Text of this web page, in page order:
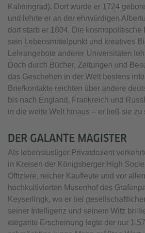
Kaliningrad). Dort wurde er 1724
und lehrte er an der ehrwürdigen
dort starb er 1804. Die kosmopolitische
sein Lebensmittelpunkt und kreatives
Lehrangebote anderer Universitäten
Doch durch Bücher, Zeitungen und
das Geschehen in der Welt bestens
Briefkontakte reichten über andere
bis nach England, Frankreich und
in die weite Welt hinaus – er ließ sie zu
DER GALANTE MAGISTER
Als lebenslustiger Privatdozent
in Kreisen der Königsberger High
Offiziere, reicher Kaufleute und vor
hochkultivierten Musenhof des
Keyserlingk, wo er bei
seiner Intelligenz und seinem Witz
elegante Erscheinung legte der nur